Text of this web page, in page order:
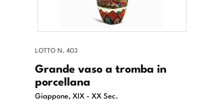
LOTTO N. 403
Grande vaso a tromba in
porcellana
Giappone, XIX - XX Sec.